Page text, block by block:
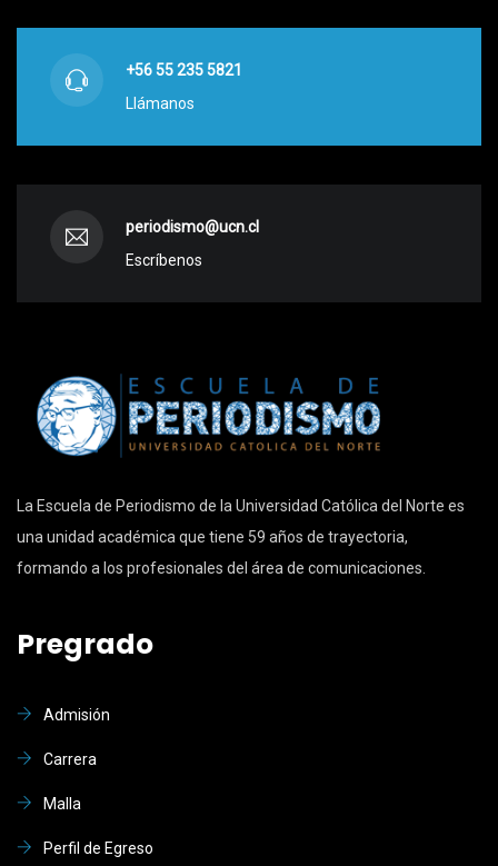
+56 55 235 5821
Llámanos
periodismo@ucn.cl
Escríbenos
La Escuela de Periodismo de la Universidad Católica del Norte es
una unidad académica que tiene 59 años de trayectoria,
formando a los profesionales del área de comunicaciones.
Pregrado
Admisión
Carrera
Malla
Perfil de Egreso